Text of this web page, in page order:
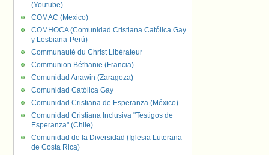
(Youtube)
COMAC (Mexico)
COMHOCA (Comunidad Cristiana Católica Gay
y Lesbiana-Perú)
Communauté du Christ Libérateur
Communion Béthanie (Francia)
Comunidad Anawin (Zaragoza)
Comunidad Católica Gay
Comunidad Cristiana de Esperanza (México)
Comunidad Cristiana Inclusiva "Testigos de
Esperanza" (Chile)
Comunidad de la Diversidad (Iglesia Luterana
de Costa Rica)